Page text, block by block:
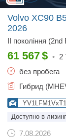
Volvo XC90
2026
II покоління (2nd
61 567$ • 2
без пробега
Гибрид
Доступно в лизинг
7.08.2026